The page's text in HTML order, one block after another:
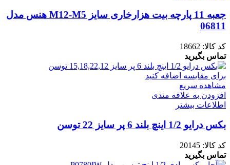
جعبه 11 پارچه بیت هزارخاری سایز M12-M5 هنس مدل
06811
کد کالا: 18662
تماس بگیرید
برای مقایسه اضافه کنید
مشاهده سریع
افزودن به علاقه مندی
اطلاعات بیشتر
بکس درایو 1/2 اینچ بلند 6 پر سایز 22 توسن
کد کالا: 20145
تماس بگیرید